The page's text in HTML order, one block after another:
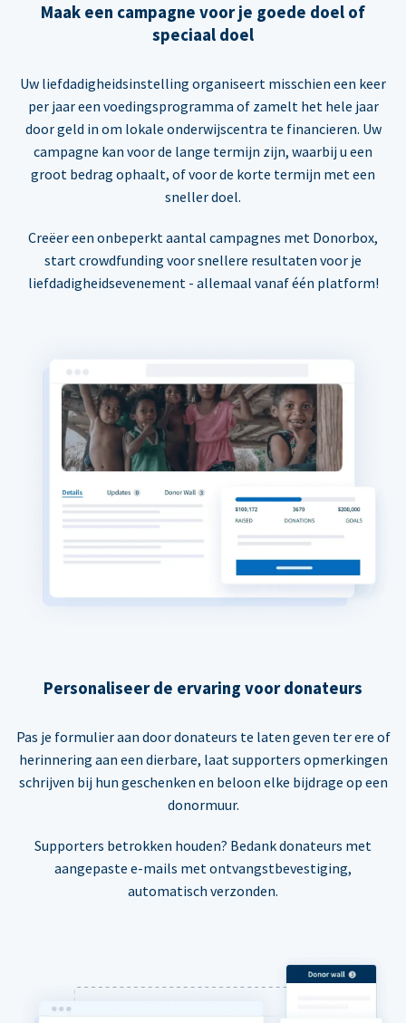
Maak een campagne voor je goede doel of
speciaal doel
Uw liefdadigheidsinstelling organiseert misschien een keer
per jaar een voedingsprogramma of zamelt het hele jaar
door geld in om lokale onderwijscentra te financieren. Uw
campagne kan voor de lange termijn zijn, waarbij u een
groot bedrag ophaalt, of voor de korte termijn met een
sneller doel.
Creëer een onbeperkt aantal campagnes met Donorbox,
start crowdfunding voor snellere resultaten voor je
liefdadigheidsevenement - allemaal vanaf één platform!
Personaliseer de ervaring voor donateurs
Pas je formulier aan door donateurs te laten geven ter ere of
herinnering aan een dierbare, laat supporters opmerkingen
schrijven bij hun geschenken en beloon elke bijdrage op een
donormuur.
Supporters betrokken houden? Bedank donateurs met
aangepaste e-mails met ontvangstbevestiging,
automatisch verzonden.